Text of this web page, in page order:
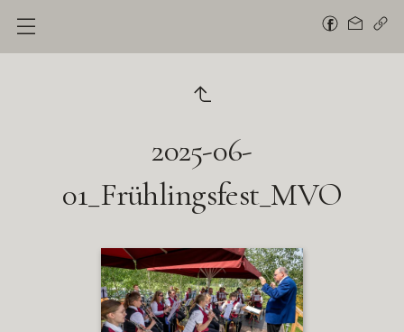
2025-06-
01_Frühlingsfest_MVO